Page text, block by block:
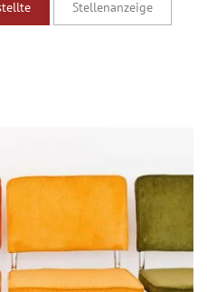
Stellenanzeige